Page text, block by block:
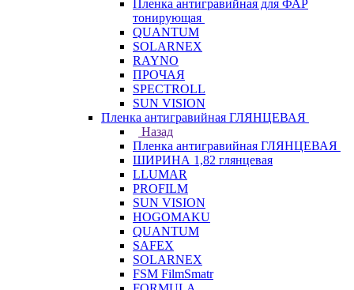
Пленка антигравийная для ФАР
тонирующая
QUANTUM
SOLARNEX
RAYNO
ПРОЧАЯ
SPECTROLL
SUN VISION
Пленка антигравийная ГЛЯНЦЕВАЯ
Назад
Пленка антигравийная ГЛЯНЦЕВАЯ
ШИРИНА 1,82 глянцевая
LLUMAR
PROFILM
SUN VISION
HOGOMAKU
QUANTUM
SAFEX
SOLARNEX
FSM FilmSmatr